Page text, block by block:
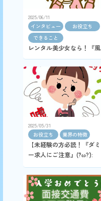
2025/06/11
インタビュー
お役立ち
できること
レンタル美少女なら！『風
俗も時給で働けるんで
す！』の巻
2025/05/31
お役立ち
業界の特徴
【未経験の方必読！『ダミ
ー求人にご注意』(´?ω?`):